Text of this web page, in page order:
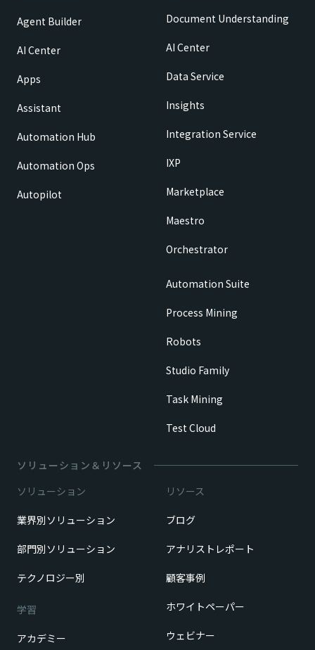
Agent Builder
AI Center
Apps
Assistant
Automation Hub
Automation Ops
Autopilot
Document Understanding
AI Center
Data Service
Insights
Integration Service
IXP
Marketplace
Maestro
Orchestrator
Automation Suite
Process Mining
Robots
Studio Family
Task Mining
Test Cloud
ソリューション＆リソース
ソリューション
業界別ソリューション
部門別ソリューション
テクノロジー別
学習
アカデミー
リソース
ブログ
アナリストレポート
顧客事例
ホワイトペーパー
ウェビナー